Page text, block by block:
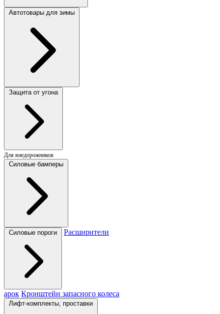
Автотовары для зимы
Защита от угона
Для внедорожников
Силовые бамперы
Силовые пороги Расширители
арок Кронштейн запасного колеса
Лифт-комплекты, проставки